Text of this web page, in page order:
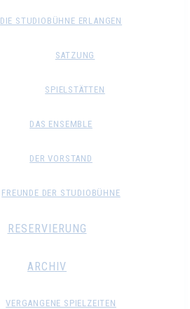
DIE STUDIOBÜHNE ERLANGEN
SATZUNG
SPIELSTÄTTEN
DAS ENSEMBLE
DER VORSTAND
FREUNDE DER STUDIOBÜHNE
RESERVIERUNG
ARCHIV
VERGANGENE SPIELZEITEN